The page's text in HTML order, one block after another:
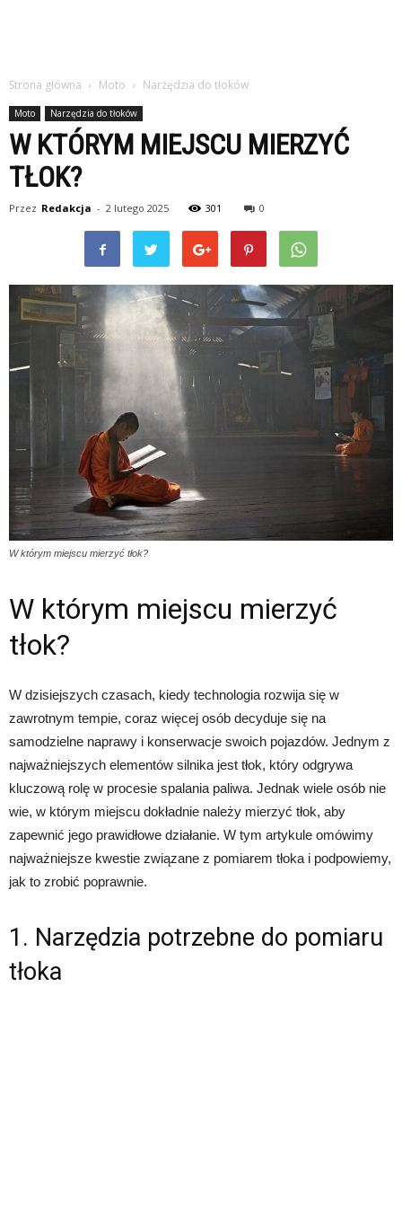
Strona główna Moto Narzędzia do tłoków
Moto Narzędzia do tłoków
W KTÓRYM MIEJSCU MIERZYĆ
TŁOK?
Przez Redakcja - 2 lutego 2025 301 0
W którym miejscu mierzyć tłok?
W którym miejscu mierzyć
tłok?
W dzisiejszych czasach, kiedy technologia rozwija się w
zawrotnym tempie, coraz więcej osób decyduje się na
samodzielne naprawy i konserwacje swoich pojazdów. Jednym z
najważniejszych elementów silnika jest tłok, który odgrywa
kluczową rolę w procesie spalania paliwa. Jednak wiele osób nie
wie, w którym miejscu dokładnie należy mierzyć tłok, aby
zapewnić jego prawidłowe działanie. W tym artykule omówimy
najważniejsze kwestie związane z pomiarem tłoka i podpowiemy,
jak to zrobić poprawnie.
1. Narzędzia potrzebne do pomiaru
tłoka